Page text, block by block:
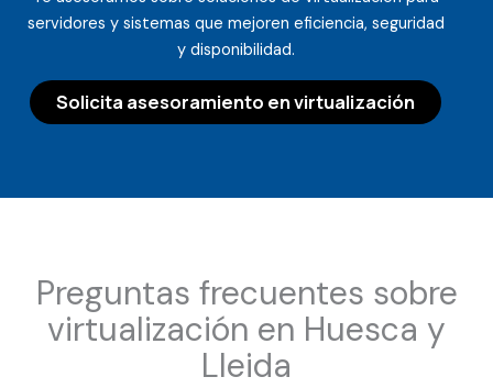
servidores y sistemas que mejoren eficiencia, seguridad
y disponibilidad.
Solicita asesoramiento en virtualización
Preguntas frecuentes sobre
virtualización en Huesca y
Lleida